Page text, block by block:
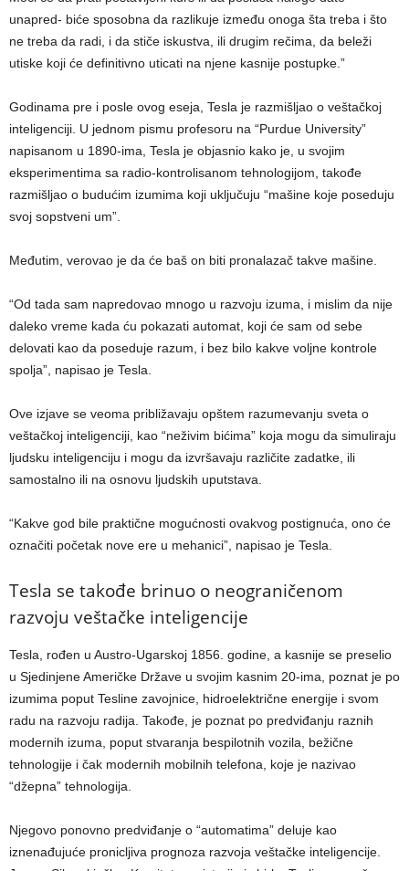
unapred- biće sposobna da razlikuje između onoga šta treba i što
ne treba da radi, i da stiče iskustva, ili drugim rečima, da beleži
utiske koji će definitivno uticati na njene kasnije postupke.”
Godinama pre i posle ovog eseja, Tesla je razmišljao o veštačkoj
inteligenciji. U jednom pismu profesoru na “Purdue University”
napisanom u 1890-ima, Tesla je objasnio kako je, u svojim
eksperimentima sa radio-kontrolisanom tehnologijom, takođe
razmišljao o budućim izumima koji uključuju “mašine koje poseduju
svoj sopstveni um”.
Međutim, verovao je da će baš on biti pronalazač takve mašine.
“Od tada sam napredovao mnogo u razvoju izuma, i mislim da nije
daleko vreme kada ću pokazati automat, koji će sam od sebe
delovati kao da poseduje razum, i bez bilo kakve voljne kontrole
spolja”, napisao je Tesla.
Ove izjave se veoma približavaju opštem razumevanju sveta o
veštačkoj inteligenciji, kao “neživim bićima” koja mogu da simuliraju
ljudsku inteligenciju i mogu da izvršavaju različite zadatke, ili
samostalno ili na osnovu ljudskih uputstava.
“Kakve god bile praktične mogućnosti ovakvog postignuća, ono će
označiti početak nove ere u mehanici”, napisao je Tesla.
Tesla se takođe brinuo o neograničenom
razvoju veštačke inteligencije
Tesla, rođen u Austro-Ugarskoj 1856. godine, a kasnije se preselio
u Sjedinjene Američke Države u svojim kasnim 20-ima, poznat je po
izumima poput Tesline zavojnice, hidroelektrične energije i svom
radu na razvoju radija. Takođe, je poznat po predviđanju raznih
modernih izuma, poput stvaranja bespilotnih vozila, bežične
tehnologije i čak modernih mobilnih telefona, koje je nazivao
“džepna” tehnologija.
Njegovo ponovno predviđanje o “automatima” deluje kao
iznenađujuće pronicljiva prognoza razvoja veštačke inteligencije.